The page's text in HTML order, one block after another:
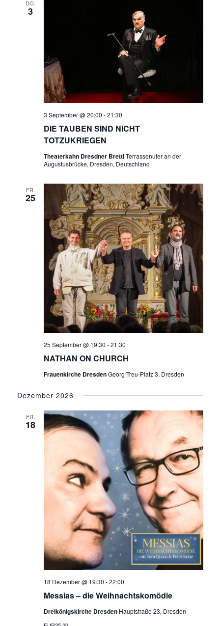
DO.
3
DIE TAUBEN SIND NICHT
TOTZUKRIEGEN
3 September @ 20:00 -21:30
Theaterkahn Dresdner BrettlTerrassenufer an der
Augustusbrücke, Dresden, Deutschland
FR.
25
NATHAN ON CHURCH
25 September @ 19:30 -21:30
Frauenkirche DresdenGeorg-Treu-Platz 3, Dresden
Dezember 2026
FR.
18
Messias – die Weihnachtskomödie
18 Dezember @ 19:30 -22:00
Dreikönigskirche Dresden Hauptstraße 23, Dresden